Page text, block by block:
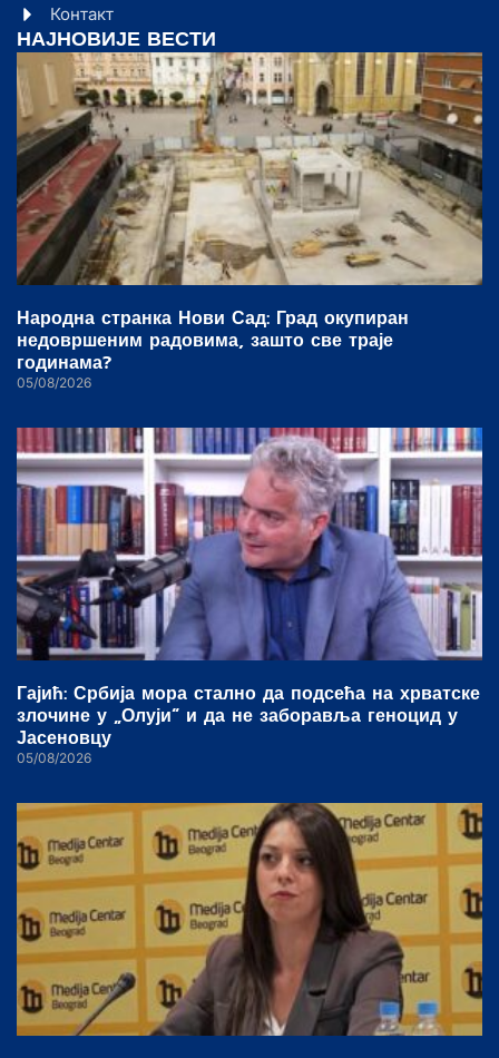
Контакт
НАЈНОВИЈЕ ВЕСТИ
Народна странка Нови Сад: Град окупиран
недовршеним радовима, зашто све траје
годинама?
05/08/2026
Гајић: Србија мора стално да подсећа на хрватске
злочине у „Олуји“ и да не заборавља геноцид у
Јасеновцу
05/08/2026